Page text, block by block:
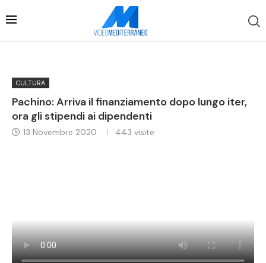
CULTURA
Pachino: Arriva il finanziamento dopo lungo iter,
ora gli stipendi ai dipendenti
13 Novembre 2020 443 visite